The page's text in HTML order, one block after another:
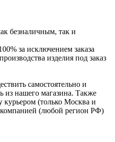
безналичным, так и
за исключением заказа
изделия под заказ
самостоятельно и
из нашего магазина. Также
курьером (только Москва и
(любой регион РФ)